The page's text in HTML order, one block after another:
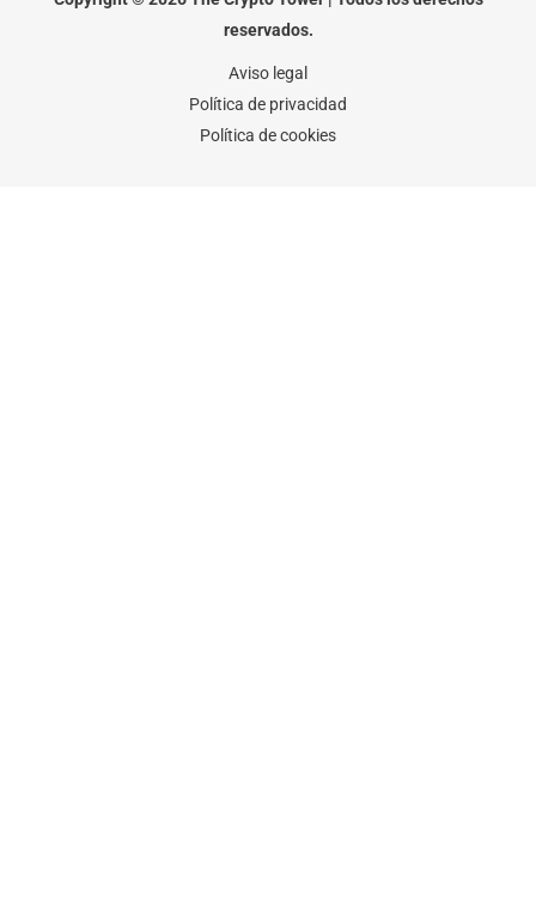
-reservados.
Aviso legal
Política de privacidad
Política de cookies